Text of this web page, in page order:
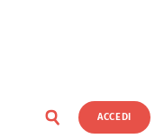
ACCEDI